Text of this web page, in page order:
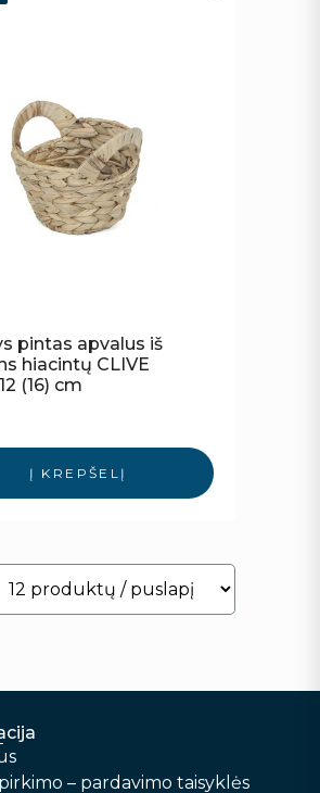
pintas apvalus iš
hiacintų CLIVE
(16) cm
Į KREPŠELĮ
– pardavimo taisyklės